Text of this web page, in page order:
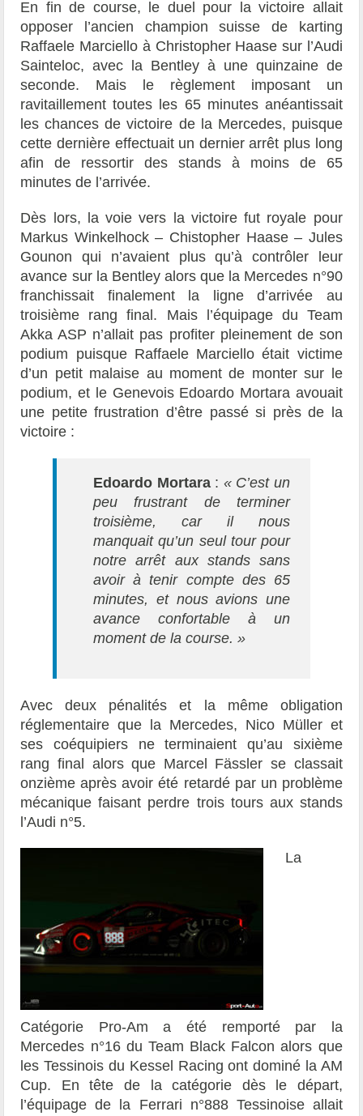
En fin de course, le duel pour la victoire allait
opposer l’ancien champion suisse de karting
Raffaele Marciello à Christopher Haase sur l’Audi
Sainteloc, avec la Bentley à une quinzaine de
seconde. Mais le règlement imposant un
ravitaillement toutes les 65 minutes anéantissait
les chances de victoire de la Mercedes, puisque
cette dernière effectuait un dernier arrêt plus long
afin de ressortir des stands à moins de 65
minutes de l’arrivée.
Dès lors, la voie vers la victoire fut royale pour
Markus Winkelhock – Chistopher Haase – Jules
Gounon qui n’avaient plus qu’à contrôler leur
avance sur la Bentley alors que la Mercedes n°90
franchissait finalement la ligne d’arrivée au
troisième rang final. Mais l’équipage du Team
Akka ASP n’allait pas profiter pleinement de son
podium puisque Raffaele Marciello était victime
d’un petit malaise au moment de monter sur le
podium, et le Genevois Edoardo Mortara avouait
une petite frustration d’être passé si près de la
victoire :
Edoardo Mortara: « C’est un
peu frustrant de terminer
troisième, car il nous
manquait qu’un seul tour pour
notre arrêt aux stands sans
avoir à tenir compte des 65
minutes, et nous avions une
avance confortable à un
moment de la course. »
Avec deux pénalités et la même obligation
réglementaire que la Mercedes, Nico Müller et
ses coéquipiers ne terminaient qu’au sixième
rang final alors que Marcel Fässler se classait
onzième après avoir été retardé par un problème
mécanique faisant perdre trois tours aux stands
l’Audi n°5.
La
Catégorie Pro-Am a été remporté par la
Mercedes n°16 du Team Black Falcon alors que
les Tessinois du Kessel Racing ont dominé la AM
Cup. En tête de la catégorie dès le départ,
l’équipage de la Ferrari n°888 Tessinoise allait